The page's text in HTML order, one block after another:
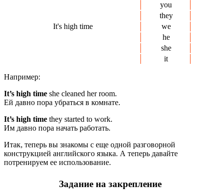
you
they
It's high time
we
he
she
it
Например:
It’s high time she cleaned her room.
Ей давно пора убраться в комнате.
It’s high time they started to work.
Им давно пора начать работать.
Итак, теперь вы знакомы с еще одной разговорной
конструкцией английского языка. А теперь давайте
потренируем ее использование.
Задание на закрепление